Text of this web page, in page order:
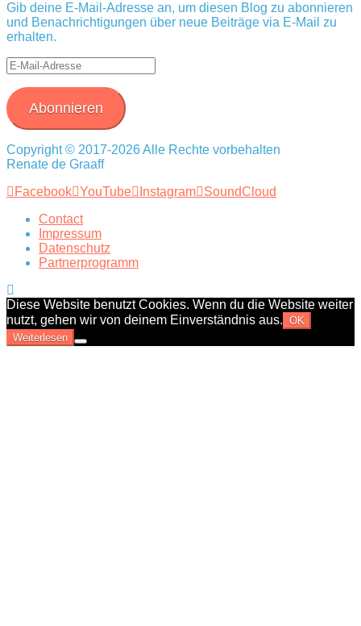
Gib deine E-Mail-Adresse an, um diesen Blog zu abonnieren
und Benachrichtigungen über neue Beiträge via E-Mail zu
erhalten.
E-
Mail-
Adresse
Abonnieren
Copyright © 2017-2026 Alle Rechte vorbehalten
Renate de Graaff
Facebook YouTube Instagram
SoundCloud
Contact
Impressum
Datenschutz
Partnerprogramm
Diese Website benutzt Cookies. Wenn du die Website weiter
nutzt, gehen wir von deinem Einverständnis aus. OK
Weiterlesen